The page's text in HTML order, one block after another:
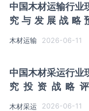
中国木材运输行业
究与发展战略
（2026-2033年）
木材运输 2026-06-11
中国木材采运行业
究投资战略
（2026-2033年）
木材采运 2026-06-11